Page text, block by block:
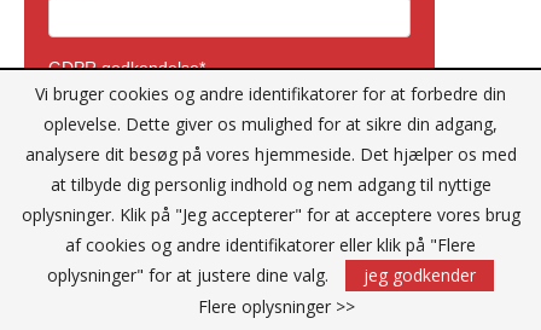
Vi bruger cookies og andre identifikatorer for at forbedre din
oplevelse. Dette giver os mulighed for at sikre din adgang,
analysere dit besøg på vores hjemmeside. Det hjælper os med
at tilbyde dig personlig indhold og nem adgang til nyttige
oplysninger. Klik på "Jeg accepterer" for at acceptere vores brug
af cookies og andre identifikatorer eller klik på "Flere
oplysninger" for at justere dine valg.
jeg godkender
Flere oplysninger >>